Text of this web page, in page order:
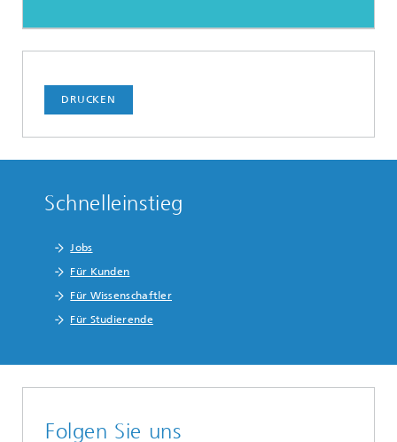
DRUCKEN
Schnelleinstieg
Jobs
Für Kunden
Für Wissenschaftler
Für Studierende
Folgen Sie uns